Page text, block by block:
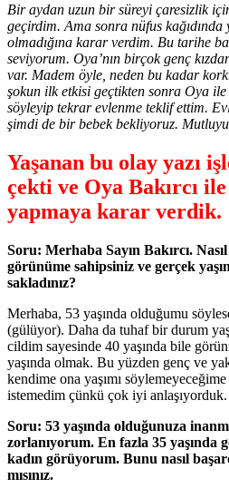
Bir aydan uzun bir süreyi çaresizlik
geçirdim. Ama sonra nüfus
olmadığına karar verdim. Bu tarihe
seviyorum. Oya’nın birçok genç
var. Madem öyle, neden bu kadar
şokun ilk etkisi geçtikten sonra Oya
söyleyip tekrar evlenme teklif ettim.
şimdi de bir bebek bekliyoruz.
Yaşanan bu olay yazı
çekti ve Oya Bakırcı
yapmaya karar verdik.
Soru: Merhaba Sayın Bakırcı.
görünüme sahipsiniz ve gerçek
sakladınız?
Merhaba, 53 yaşında olduğumu
(gülüyor). Daha da tuhaf bir durum
cildim sayesinde 40 yaşında bile
yaşında olmak. Bu yüzden genç ve
kendime ona yaşımı
istemedim çünkü çok iyi anlaşıyorduk.
Soru: 53 yaşında olduğunuza
zorlanıyorum. En fazla 35 yaşında
kadın görüyorum. Bunu nasıl
mısınız.